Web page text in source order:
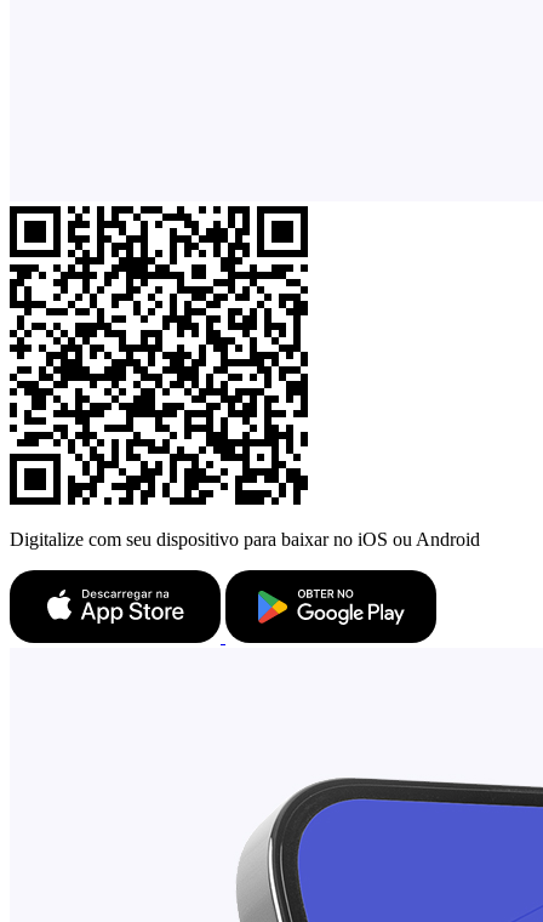
Digitalize com seu dispositivo para baixar no iOS ou Android